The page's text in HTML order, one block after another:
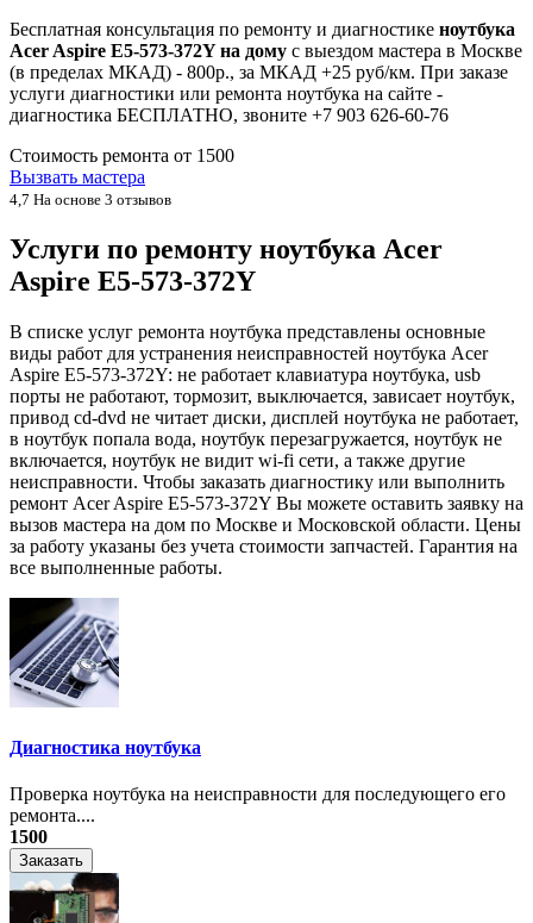
Бесплатная консультация по ремонту и диагностике ноутбука
Acer Aspire E5-573-372Y на дому с выездом мастера в Москве
(в пределах МКАД) - 800р., за МКАД +25 руб/км. При заказе
услуги диагностики или ремонта ноутбука на сайте -
диагностика БЕСПЛАТНО, звоните +7 903 626-60-76
Стоимость ремонта от 1500
Вызвать мастера
4,7 На основе 3 отзывов
Услуги по ремонту ноутбука Acer
Aspire E5-573-372Y
В списке услуг ремонта ноутбука представлены основные
виды работ для устранения неисправностей ноутбука Acer
Aspire E5-573-372Y: не работает клавиатура ноутбука, usb
порты не работают, тормозит, выключается, зависает ноутбук,
привод cd-dvd не читает диски, дисплей ноутбука не работает,
в ноутбук попала вода, ноутбук перезагружается, ноутбук не
включается, ноутбук не видит wi-fi сети, а также другие
неисправности. Чтобы заказать диагностику или выполнить
ремонт Acer Aspire E5-573-372Y Вы можете оставить заявку на
вызов мастера на дом по Москве и Московской области. Цены
за работу указаны без учета стоимости запчастей. Гарантия на
все выполненные работы.
Диагностика ноутбука
Проверка ноутбука на неисправности для последующего его
ремонта....
1500
Заказать